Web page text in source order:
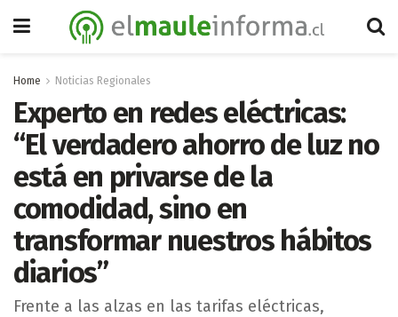
Home Noticias Regionales
Experto en redes eléctricas:
“El verdadero ahorro de luz no
está en privarse de la
comodidad, sino en
transformar nuestros hábitos
diarios”
Frente a las alzas en las tarifas eléctricas,